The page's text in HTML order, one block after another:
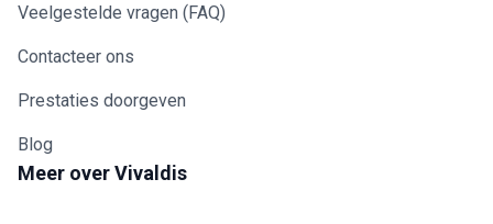
Veelgestelde vragen (FAQ)
Contacteer ons
Prestaties doorgeven
Blog
Meer over Vivaldis